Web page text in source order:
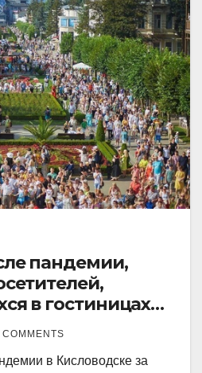
пандемии,
в гостиницах
в 2,5 раза.
COMMENTS
в Кисловодске за